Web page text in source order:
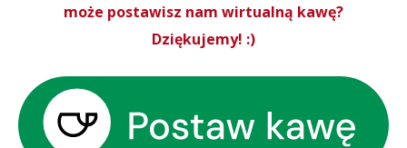
może postawisz nam wirtualną kawę?
Dziękujemy! :)